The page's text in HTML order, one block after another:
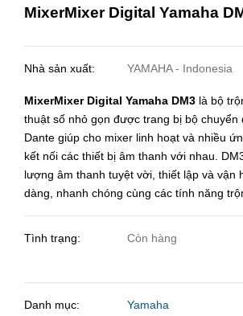
MixerMixer Digital Yamaha
Nhà sản xuất: YAMAHA - Indonesia
MixerMixer Digital Yamaha DM3 là bộ
thuật số nhỏ gọn được trang bị bộ chuyển
Dante giúp cho mixer linh hoạt và nhiều
kết nối các thiết bị âm thanh với nhau.
lượng âm thanh tuyệt vời, thiết lập và vận
dàng, nhanh chóng cùng các tính năng
Tình trạng: Còn hàng
Danh mục: Yamaha